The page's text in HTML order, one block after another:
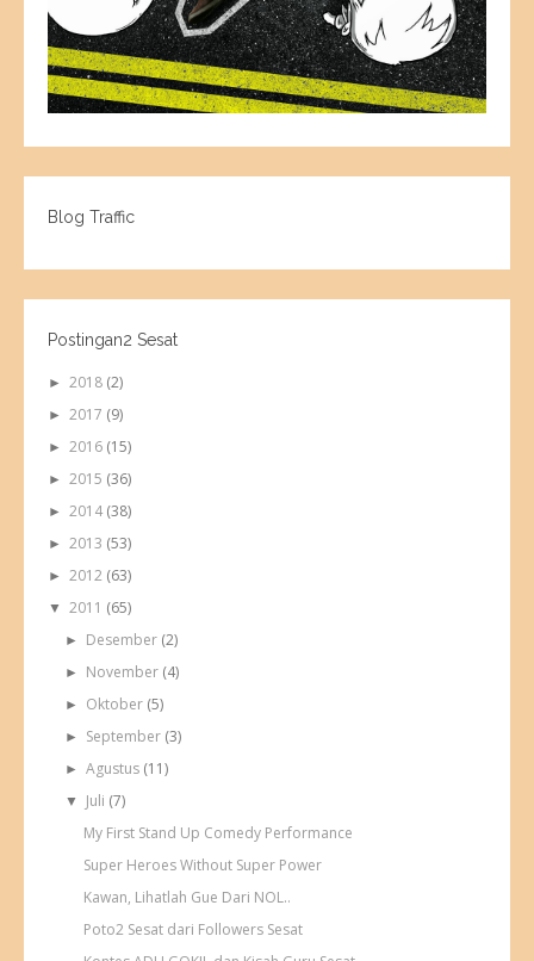
Blog Traffic
Postingan2 Sesat
► 2018 (2)
► 2017 (9)
► 2016 (15)
► 2015 (36)
► 2014 (38)
► 2013 (53)
► 2012 (63)
▼ 2011 (65)
► Desember (2)
► November (4)
► Oktober (5)
► September (3)
►Agustus (11)
▼ Juli (7)
My First Stand Up Comedy Performance
Super Heroes Without Super Power
Kawan, Lihatlah Gue Dari NOL..
Poto2 Sesat dari Followers Sesat